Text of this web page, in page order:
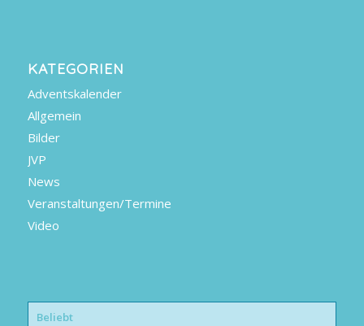
KATEGORIEN
Adventskalender
Allgemein
Bilder
JVP
News
Veranstaltungen/Termine
Video
Beliebt